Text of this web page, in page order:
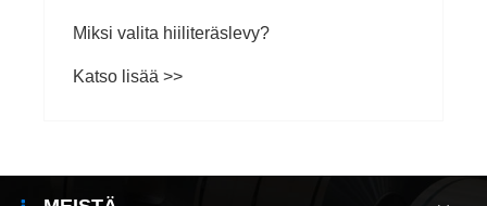
Miksi valita hiiliteräslevy?
Katso lisää >>